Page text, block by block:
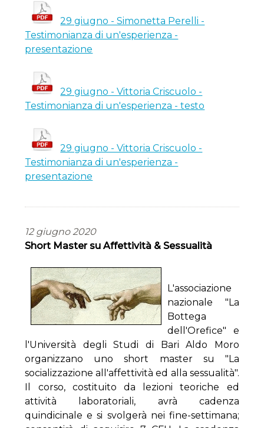
29 giugno - Simonetta Perelli -
Testimonianza di un'esperienza -
presentazione
29 giugno - Vittoria Criscuolo -
Testimonianza di un'esperienza - testo
29 giugno - Vittoria Criscuolo -
Testimonianza di un'esperienza -
presentazione
12 giugno 2020
Short Master su Affettività & Sessualità
L'associazione
nazionale "La
Bottega
dell'Orefice" e
l'Università degli Studi di Bari Aldo Moro
organizzano uno short master su "La
socializzazione all'affettività ed alla sessualità".
Il corso, costituito da lezioni teoriche ed
attività laboratoriali, avrà cadenza
quindicinale e si svolgerà nei fine-settimana;